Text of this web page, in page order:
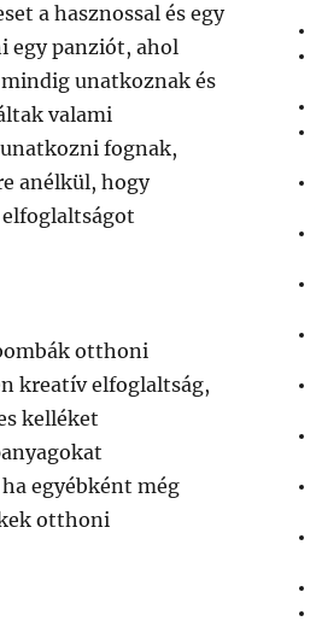
a hasznossal és egy
egy panziót, ahol
unatkoznak és
valami
fognak,
anélkül, hogy
otthoni
kreatív elfoglaltság,
kelléket
egyébként még
otthoni